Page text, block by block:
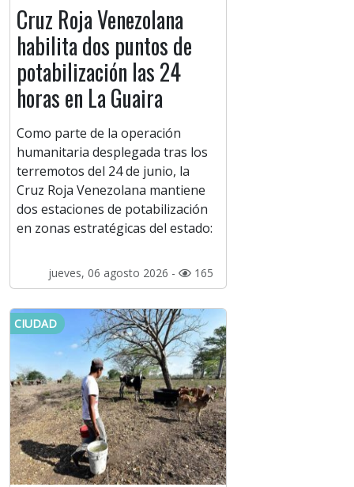
Cruz Roja Venezolana
habilita dos puntos de
potabilización las 24
horas en La Guaira
Como parte de la operación
humanitaria desplegada tras los
terremotos del 24 de junio, la
Cruz Roja Venezolana mantiene
dos estaciones de potabilización
en zonas estratégicas del estado:
jueves, 06 agosto 2026 - 165
CIUDAD